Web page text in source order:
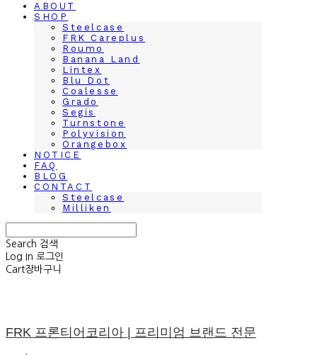
ABOUT
SHOP
Steelcase
FRK Careplus
Roumo
Banana Land
Lintex
Blu Dot
Coalesse
Grado
Segis
Turnstone
Polyvision
Orangebox
NOTICE
FAQ
BLOG
CONTACT
Steelcase
Milliken
Search 검색
Log In 로그인
Cart장바구니
FRK 프론티어코리아 | 프리미엄 브랜드 전문